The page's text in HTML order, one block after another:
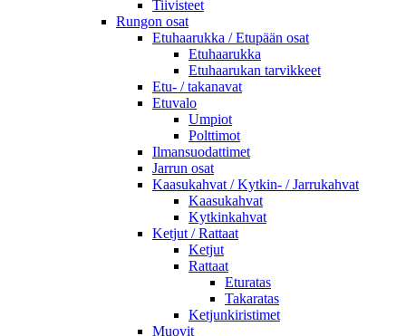
Tiivisteet
Rungon osat
Etuhaarukka / Etupään osat
Etuhaarukka
Etuhaarukan tarvikkeet
Etu- / takanavat
Etuvalo
Umpiot
Polttimot
Ilmansuodattimet
Jarrun osat
Kaasukahvat / Kytkin- / Jarrukahvat
Kaasukahvat
Kytkinkahvat
Ketjut / Rattaat
Ketjut
Rattaat
Eturatas
Takaratas
Ketjunkiristimet
Muovit